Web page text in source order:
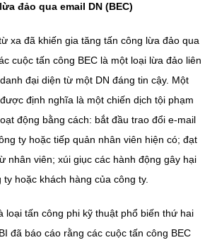
đảo qua email DN (BEC)
xa đã khiến gia tăng tấn công lừa đảo qua
cuộc tấn công BEC là một loại lừa đảo liên
đại diện từ một DN đáng tin cậy. Một
định nghĩa là một chiến dịch tội phạm
động bằng cách: bắt đầu trao đổi e-mail
ty hoặc tiếp quản nhân viên hiện có; đạt
nhân viên; xúi giục các hành động gây hại
hoặc khách hàng của công ty.
loại tấn công phi kỹ thuật phổ biến thứ hai
đã báo cáo rằng các cuộc tấn công BEC